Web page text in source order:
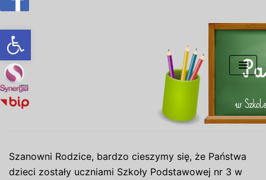
Otwórz pasek narzędzi
Przejdź
do
treści
Szanowni Rodzice, bardzo cieszymy się, że Państwa
dzieci zostały uczniami Szkoły Podstawowej nr 3 w